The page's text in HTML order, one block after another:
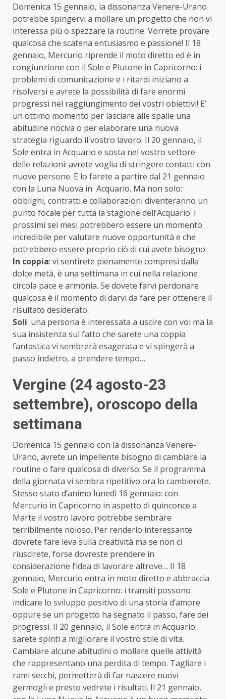
Domenica 15 gennaio, la dissonanza Venere-Urano
potrebbe spingervi a mollare un progetto che non vi
interessa più o spezzare la routine. Vorrete provare
qualcosa che scatena entusiasmo e passione! Il 18
gennaio, Mercurio riprende il moto diretto ed è in
congiunzione con il Sole e Plutone in Capricorno: i
problemi di comunicazione e i ritardi iniziano a
risolversi e avrete la possibilità di fare enormi
progressi nel raggiungimento dei vostri obiettivi! E’
un ottimo momento per lasciare alle spalle una
abitudine nociva o per elaborare una nuova
strategia riguardo il vostro lavoro. Il 20 gennaio, il
Sole entra in Acquario e sosta nel vostro settore
delle relazioni: avrete voglia di stringere contatti con
nuove persone. E lo farete a partire dal 21 gennaio
con la Luna Nuova in Acquario. Ma non solo:
obblighi, contratti e collaborazioni diventeranno un
punto focale per tutta la stagione dell’Acquario. I
prossimi sei mesi potrebbero essere un momento
incredibile per valutare nuove opportunità e che
potrebbero essere proprio ciò di cui avete bisogno.
In coppia: vi sentirete pienamente compresi dalla
dolce metà, è una settimana in cui nella relazione
circola pace e armonia. Se dovete farvi perdonare
qualcosa è il momento di darvi da fare per ottenere il
risultato desiderato.
Soli: una persona è interessata a uscire con voi ma la
sua insistenza sul fatto che sarete una coppia
fantastica vi sembrerà esagerata e vi spingerà a
passo indietro, a prendere tempo…
Vergine (24 agosto-23
settembre), oroscopo della
settimana
Domenica 15 gennaio con la dissonanza Venere-
Urano, avrete un impellente bisogno di cambiare la
routine o fare qualcosa di diverso. Se il programma
della giornata vi sembra ripetitivo ora lo cambierete.
Stesso stato d’animo lunedì 16 gennaio: con
Mercurio in Capricorno in aspetto di quinconce a
Marte il vostro lavoro potrebbe sembrare
terribilmente noioso. Per renderlo interessante
dovrete fare leva sulla creatività ma se non ci
riuscirete, forse dovreste prendere in
considerazione l’idea di lavorare altrove… Il 18
gennaio, Mercurio entra in moto diretto e abbraccia
Sole e Plutone in Capricorno: i transiti possono
indicare lo sviluppo positivo di una storia d’amore
oppure se un progetto ha segnato il passo, fare dei
progressi. Il 20 gennaio, il Sole entra in Acquario:
sarete spinti a migliorare il vostro stile di vita.
Cambiare alcune abitudini o mollare quelle attività
che rappresentano una perdita di tempo. Tagliare i
rami secchi, permetterà di far nascere nuovi
germogli e presto vedrete i risultati. Il 21 gennaio,